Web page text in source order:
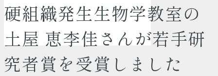
硬組織発生生物学教室の
土屋 恵李佳さんが若手研
究者賞を受賞しました